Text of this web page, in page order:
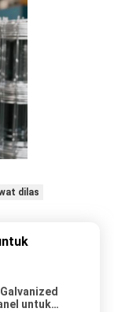
dilas
untuk